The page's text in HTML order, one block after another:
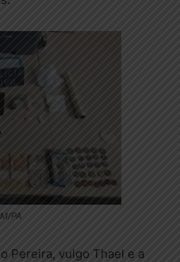
PA
Pereira, vulgo Thael e a